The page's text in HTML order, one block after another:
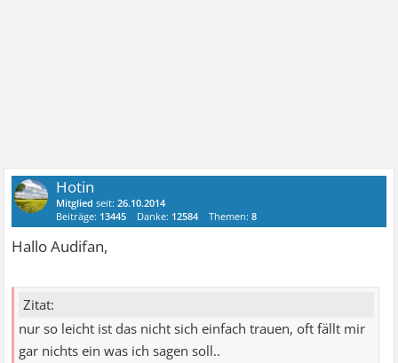
Hotin
Mitglied seit:26.10.2014
Beiträge: 13445 Danke: 12584 Themen:8
Hallo Audifan,
Zitat:
nur so leicht ist das nicht sich einfach trauen, oft fällt mir
gar nichts ein was ich sagen soll..